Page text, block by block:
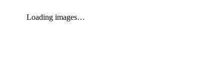
Loading images…